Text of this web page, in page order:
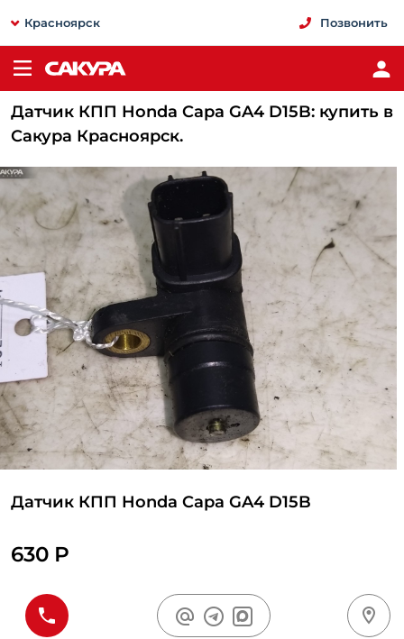
Красноярск Позвонить
Датчик КПП Honda Capa GA4 D15B: купить в
Сакура Красноярск.
Датчик КПП Honda Capa GA4 D15B
630 Р